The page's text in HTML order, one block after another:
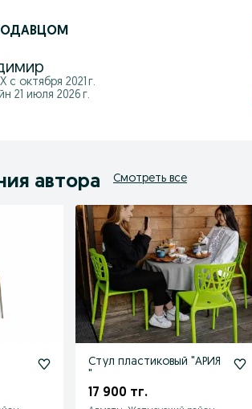
с октября 2021 г.
21 июля 2026 г.
автора Смотреть все
Стул пластиковый "АРИЯ
"
17 900 тг.